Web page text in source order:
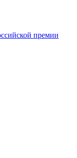
премии